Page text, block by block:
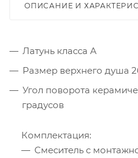
ОПИСАНИЕ И
Латунь класса А
Размер верхнего душа
Угол поворота
градусов
Комплектация:
Смеситель с